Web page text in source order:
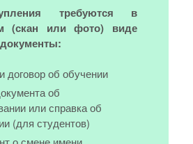
требуются в
(скан или фото) виде
договор об обучении
об
или справка об
(для студентов)